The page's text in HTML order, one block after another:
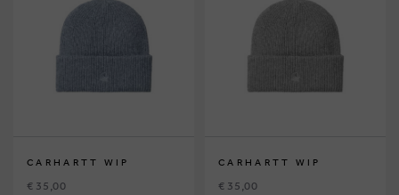
CARHARTT WIP
€ 35,00
CARHARTT WIP
€ 35,00